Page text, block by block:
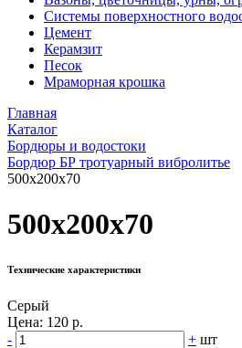
Системы поверхностного
Цемент
Керамзит
Песок
Мраморная крошка
Главная
Каталог
Бордюры и водостоки
Бордюр БР тротуарный вибролитье
500x200x70
500x200x70
Технические характеристики
Серый
Цена: 120 р.
-
+ шт